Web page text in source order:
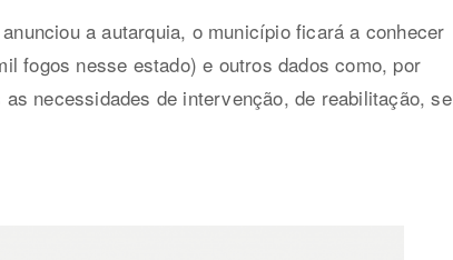
a autarquia, o município ficará a conhecer
fogos nesse estado) e outros dados como, por
necessidades de intervenção, de reabilitação, se